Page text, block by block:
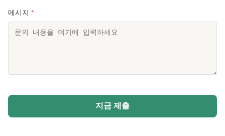
메시지 *
지금 제출